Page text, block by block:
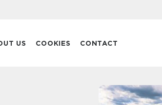
US COOKIES CONTACT